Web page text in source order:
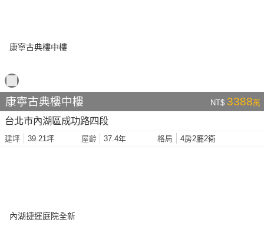
康寧古典樓中樓 NT$ 3388萬
台北市內湖區成功路四段
建坪 39.21坪 屋齡 37.4年 格局 4房2廳2衛